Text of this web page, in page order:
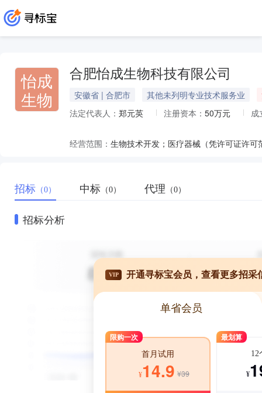
怡成
生物
合肥怡成生物科技有限公司
安徽省 | 合肥市 其他未列明专业技术服务业
法定代表人： 郑元英 注册资本： 50万元 成
经营范围： 生物技术开发；医疗器械（凭许可证许
招标 （0） 中标 （0） 代理 （0）
招标分析
VIP 开通寻标宝会员，查看更多招采
单省会员
限购一次
首月试用
¥14.9 ¥39
最划算
12
¥